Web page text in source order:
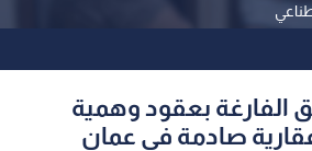
الفارغة بعقود وهمية
صادمة في عمان